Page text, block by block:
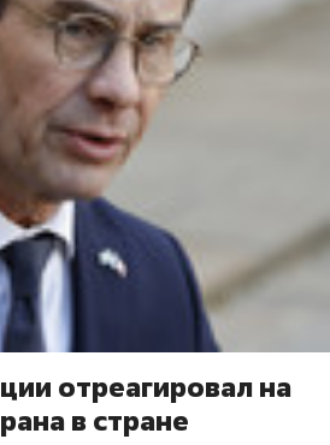
отреагировал на
в стране